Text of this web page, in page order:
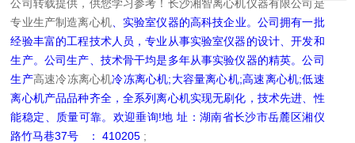
公司转载提供，供您学习参考！长沙湘智离心机仪器有限公司是
专业生产制造离心机、实验室仪器的高科技企业。公司拥有一批
经验丰富的工程技术人员，专业从事实验室仪器的设计、开发和
生产。公司生产、技术骨干均是多年从事实验仪器的精英。公司
生产高速冷冻离心机冷冻离心机;大容量离心机;高速离心机;低速
离心机产品品种齐全，全系列离心机实现无刷化，技术先进、性
能稳定、质量可靠。欢迎垂询!地 址：湖南省长沙市岳麓区湘仪
路竹马巷37号
： 410205 ;